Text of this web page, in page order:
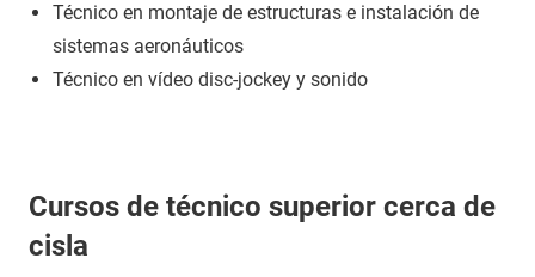
Técnico en montaje de estructuras e instalación de
sistemas aeronáuticos
Técnico en vídeo disc-jockey y sonido
Cursos de técnico superior cerca de
cisla